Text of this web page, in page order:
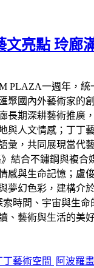
亮點 玲廊
PLAZA一週年，
聚國內外藝術家的
長期深耕藝術推廣
與人文情感；丁丁
彙，共同展現當代
結合不鏽鋼與複合
感與生命記憶；盧
夢幻色彩，建構
時間、宇宙與生
、藝術與生活的美
丁藝術空間 阿波羅